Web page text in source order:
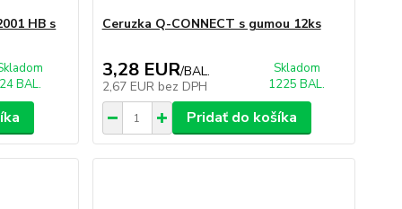
HB s
24 BAL.
Ceruzka Q-CONNECT s gumou 12ks
3,28 EUR/BAL.
2,67 EUR bez DPH
Skladom
1225 BAL.
Pridať do košíka